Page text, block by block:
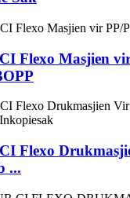
Flexo Masjien
Flexo
...